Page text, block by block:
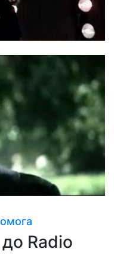
Radio